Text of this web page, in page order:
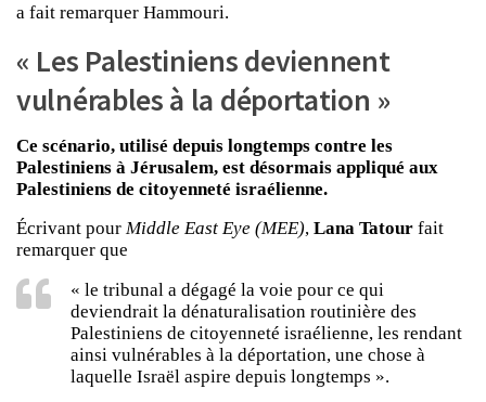
a fait remarquer Hammouri.
« Les Palestiniens deviennent
vulnérables à la déportation »
Ce scénario, utilisé depuis longtemps contre les
Palestiniens à Jérusalem, est désormais appliqué aux
Palestiniens de citoyenneté israélienne.
Écrivant pour Middle East Eye (MEE), Lana Tatour fait
remarquer que
« le tribunal a dégagé la voie pour ce qui
deviendrait la dénaturalisation routinière des
Palestiniens de citoyenneté israélienne, les rendant
ainsi vulnérables à la déportation, une chose à
laquelle Israël aspire depuis longtemps ».